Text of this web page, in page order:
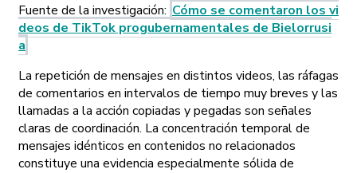
Fuente de la investigación: Cómo se comentaron los vi
deos de TikTok progubernamentales de Bielorrusi
a
La repetición de mensajes en distintos videos, las ráfagas
de comentarios en intervalos de tiempo muy breves y las
llamadas a la acción copiadas y pegadas son señales
claras de coordinación. La concentración temporal de
mensajes idénticos en contenidos no relacionados
constituye una evidencia especialmente sólida de